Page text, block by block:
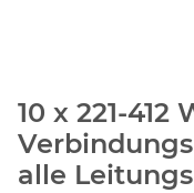
10 x 221-
alle